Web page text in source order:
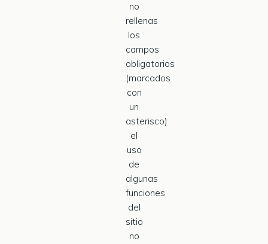
no
rellenas
los
campos
obligatorios
(marcados
con
un
asterisco)
el
uso
de
algunas
funciones
del
sitio
no